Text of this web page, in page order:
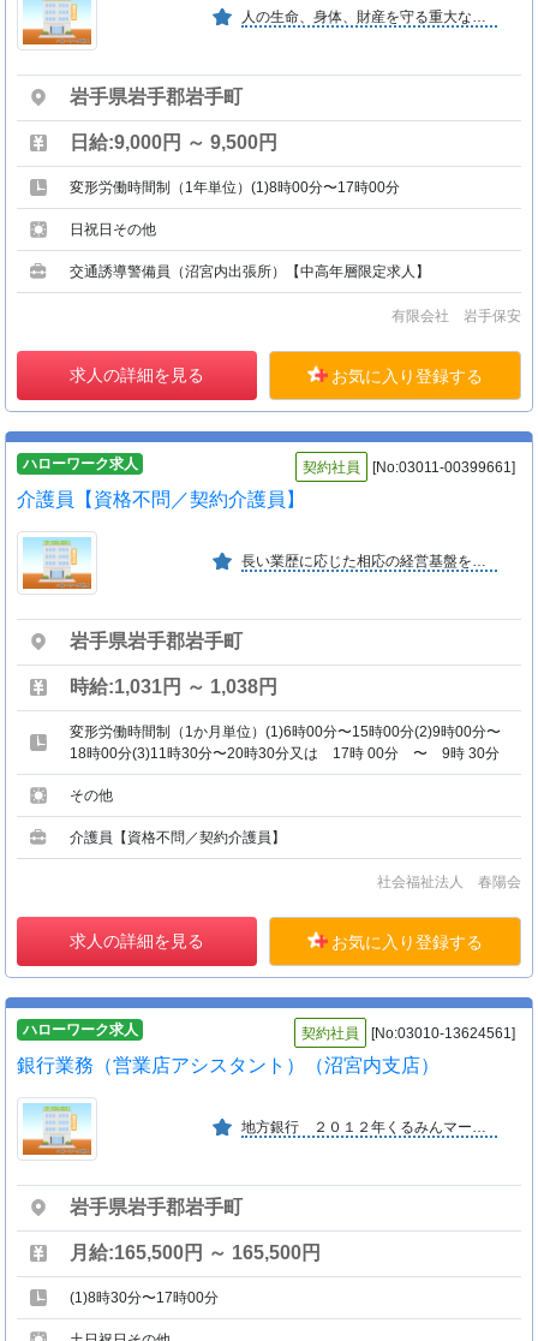
人の生命、身体、財産を守る重大な使命を有する業務の中で教育の徹底により、信頼を保持し社会の安全を守っている。
岩手県岩手郡岩手町
日給:9,000円 ～ 9,500円
変形労働時間制（1年単位）(1)8時00分〜17時00分
日祝日その他
交通誘導警備員（沼宮内出張所）【中高年層限定求人】
有限会社 岩手保安
求人の詳細を見る お気に入り登録する
ハローワーク求人 契約社員 [No:03011-00399661]
介護員【資格不問／契約介護員】
長い業歴に応じた相応の経営基盤を有し、また安心して働いて頂くための諸労働規定や社会保険などを整備していますので現状では、安定した施設・事務所の運営を継続しています。
岩手県岩手郡岩手町
時給:1,031円 ～ 1,038円
変形労働時間制（1か月単位）(1)6時00分〜15時00分(2)9時00分〜
18時00分(3)11時30分〜20時30分又は 17時 00分 〜 9時 30分
その他
介護員【資格不問／契約介護員】
社会福祉法人 春陽会
求人の詳細を見る お気に入り登録する
ハローワーク求人 契約社員 [No:03010-13624561]
銀行業務（営業店アシスタント）（沼宮内支店）
地方銀行 ２０１２年くるみんマーク認定／２０１６年えるぼし認定 ２０２５年健康経営優良法人大規模法人部門認定
岩手県岩手郡岩手町
月給:165,500円 ～ 165,500円
(1)8時30分〜17時00分